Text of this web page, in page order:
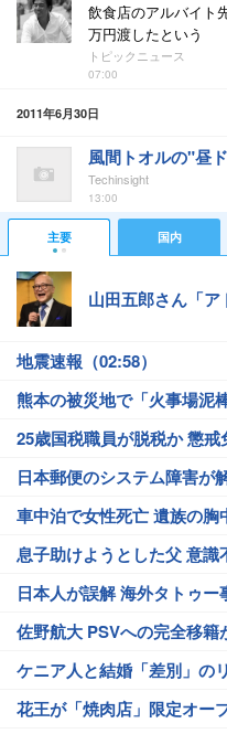
飲食店のアルバイト
万円渡したという
トピックニュース
07:00
2011年6月30日
風間トオルの"昼
Techinsight
13:00
主要 国内
山田五郎さん「
地震速報（02:58）
熊本の被災地で「火事場泥
25歳国税職員が脱税か 懲戒
日本郵便のシステム障害が
車中泊で女性死亡 遺族の胸
息子助けようとした父 意識
日本人が誤解 海外タトゥー
佐野航大 PSVへの完全移籍
ケニア人と結婚「差別」の
花王が「焼肉店」限定オー